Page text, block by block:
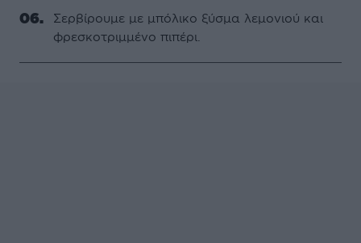
Σερβίρουμε με μπόλικο ξύσμα λεμονιού και
φρεσκοτριμμένο πιπέρι.